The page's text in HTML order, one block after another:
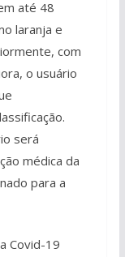
até 48
laranja e
com
o usuário
será
médica da
para a
Covid-19